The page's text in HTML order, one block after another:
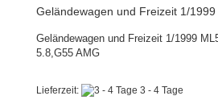
Geländewagen und Freizeit 1/1999
Geländewagen und Freizeit 1/1999
5.8,G55 AMG
Lieferzeit: 3 - 4 Tage